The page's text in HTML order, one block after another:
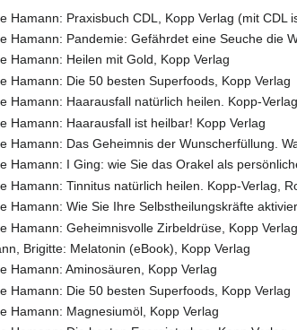
Hamann: Praxisbuch CDL, Kopp Verlag (mit CDL
Hamann: Pandemie: Gefährdet eine Seuche die
Hamann: Heilen mit Gold, Kopp Verlag
Hamann: Die 50 besten Superfoods, Kopp Verlag
Hamann: Haarausfall natürlich heilen. Kopp-
Hamann: Haarausfall ist heilbar! Kopp Verlag
Hamann: Das Geheimnis der Wunscherfüllung.
Hamann: I Ging: wie Sie das Orakel als
Hamann: Tinnitus natürlich heilen. Kopp-Verlag,
Hamann: Wie Sie Ihre Selbstheilungskräfte
Hamann: Geheimnisvolle Zirbeldrüse, Kopp Verlag
Brigitte: Melatonin (eBook), Kopp Verlag
Hamann: Aminosäuren, Kopp Verlag
Hamann: Die 50 besten Superfoods, Kopp Verlag
Hamann: Magnesiumöl, Kopp Verlag